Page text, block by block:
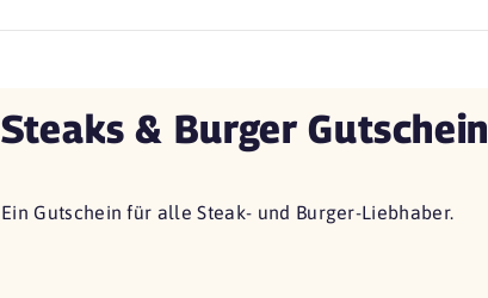
Steaks & Burger Gutschein
Ein Gutschein für alle Steak- und Burger-Liebhaber.